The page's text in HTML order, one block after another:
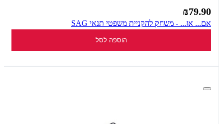
₪79.90
אם... אז... - משחק להקניית משפטי תנאי SAG
הוספה לסל